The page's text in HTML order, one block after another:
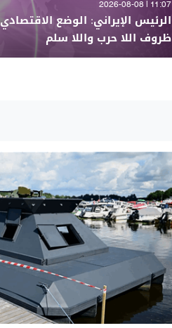
11:07 | 2026-08-08
الرئيس الإيراني: الوضع
ظروف اللا حرب واللا سلم